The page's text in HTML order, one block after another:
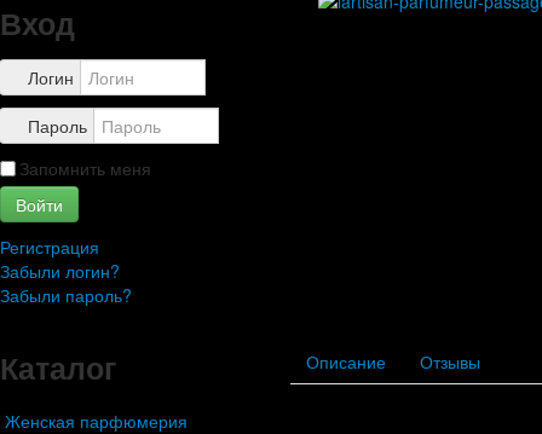
Каталог
Вход
Логин
Пароль
Запомнить меня
Войти
Регистрация
Забыли логин?
Забыли пароль?
Каталог
Женская парфюмерия
Описание Отзывы